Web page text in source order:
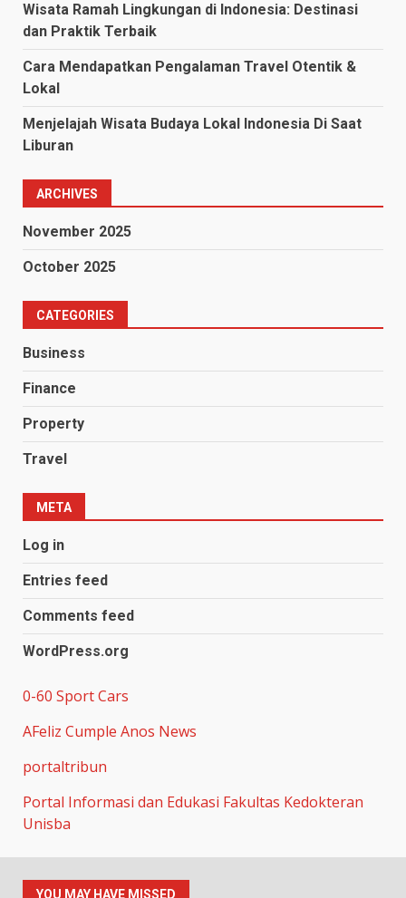
Wisata Ramah Lingkungan di Indonesia: Destinasi
dan Praktik Terbaik
Cara Mendapatkan Pengalaman Travel Otentik &
Lokal
Menjelajah Wisata Budaya Lokal Indonesia Di Saat
Liburan
ARCHIVES
November 2025
October 2025
CATEGORIES
Business
Finance
Property
Travel
META
Log in
Entries feed
Comments feed
WordPress.org
0-60 Sport Cars
AFeliz Cumple Anos News
portaltribun
Portal Informasi dan Edukasi Fakultas Kedokteran
Unisba
YOU MAY HAVE MISSED